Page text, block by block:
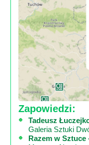
Zapowiedzi:
Tadeusz
Galeria Sztuki
Razem w